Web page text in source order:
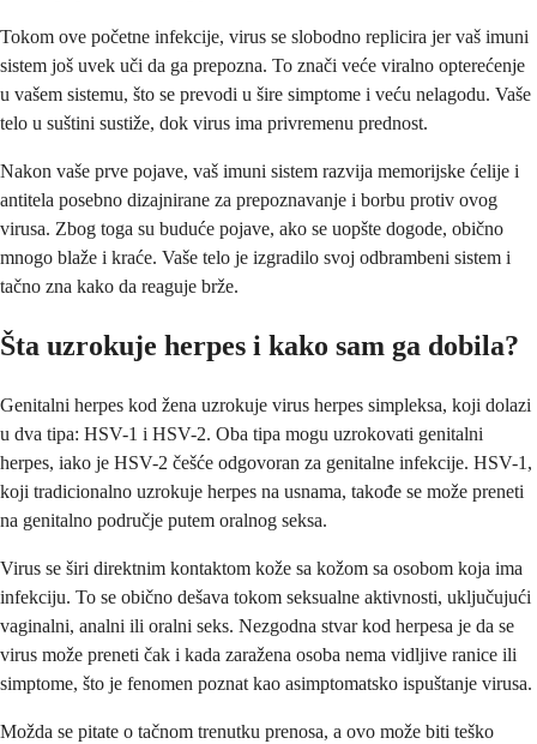
Tokom ove početne infekcije, virus se slobodno replicira jer vaš imuni
sistem još uvek uči da ga prepozna. To znači veće viralno opterećenje
u vašem sistemu, što se prevodi u šire simptome i veću nelagodu. Vaše
telo u suštini sustiže, dok virus ima privremenu prednost.
Nakon vaše prve pojave, vaš imuni sistem razvija memorijske ćelije i
antitela posebno dizajnirane za prepoznavanje i borbu protiv ovog
virusa. Zbog toga su buduće pojave, ako se uopšte dogode, obično
mnogo blaže i kraće. Vaše telo je izgradilo svoj odbrambeni sistem i
tačno zna kako da reaguje brže.
Šta uzrokuje herpes i kako sam ga dobila?
Genitalni herpes kod žena uzrokuje virus herpes simpleksa, koji dolazi
u dva tipa: HSV-1 i HSV-2. Oba tipa mogu uzrokovati genitalni
herpes, iako je HSV-2 češće odgovoran za genitalne infekcije. HSV-1,
koji tradicionalno uzrokuje herpes na usnama, takođe se može preneti
na genitalno područje putem oralnog seksa.
Virus se širi direktnim kontaktom kože sa kožom sa osobom koja ima
infekciju. To se obično dešava tokom seksualne aktivnosti, uključujući
vaginalni, analni ili oralni seks. Nezgodna stvar kod herpesa je da se
virus može preneti čak i kada zaražena osoba nema vidljive ranice ili
simptome, što je fenomen poznat kao asimptomatsko ispuštanje virusa.
Možda se pitate o tačnom trenutku prenosa, a ovo može biti teško